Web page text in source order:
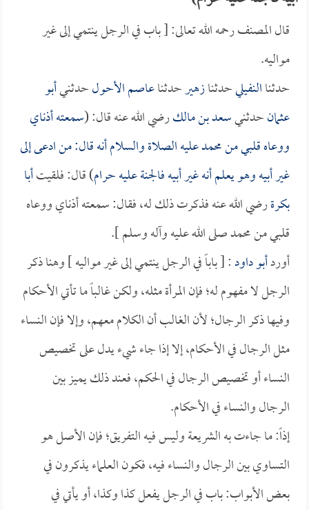
قال المصنف رحمه الله تعالى: [ باب في الرجل ينتمي إلى غير
مواليه.
حدثناالنفيليحدثنازهيرحدثناعاصم الأحولحدثنيأبو
عثمانحدثنيسعد بن مالكرضي الله عنه قال: (سمعته أذناي
ووعاه قلبي من محمد عليه الصلاة والسلام أنه قال: من ادعى إلى
غير أبيه وهو يعلم أنه غير أبيه فالجنة عليه حرام) قال: فلقيتأبا
بكرةرضي الله عنه فذكرت ذلك له، فقال: سمعته أذناي ووعاه
قلبي من محمد صلى الله عليه وآله وسلم ].
أوردأبو داود: [ باباً في الرجل ينتمي إلى غير مواليه ] وهنا ذكر
الرجل لا مفهوم له؛ فإن المرأة مثله، ولكن غالباً ما تأتي الأحكام
وفيها ذكر الرجال؛ لأن الغالب أن الكلام معهم، وإلا فإن النساء
مثل الرجال في الأحكام، إلا إذا جاء شيء يدل على تخصيص
النساء أو تخصيص الرجال في الحكم، فعند ذلك يميز بين
الرجال والنساء في الأحكام.
إذاً: ما جاءت به الشريعة وليس فيه التفريق؛ فإن الأصل هو
التساوي بين الرجال والنساء فيه، فكون العلماء يذكرون في
بعض الأبواب: باب في الرجل يفعل كذا وكذا، أو يأتي في